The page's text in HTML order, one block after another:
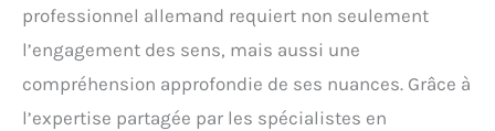
professionnel allemand requiert non seulement
l’engagement des sens, mais aussi une
compréhension approfondie de ses nuances. Grâce à
l’expertise partagée par les spécialistes en